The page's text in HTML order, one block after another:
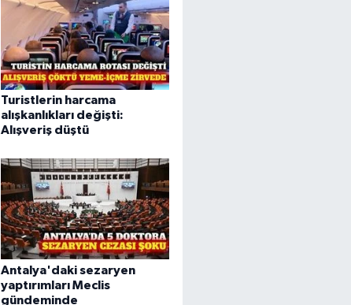
Turistlerin harcama
alışkanlıkları değişti:
Alışveriş düştü
Antalya'daki sezaryen
yaptırımları Meclis
gündeminde